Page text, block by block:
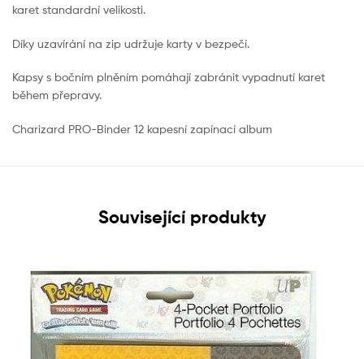
karet standardní velikosti.
Díky uzavírání na zip udržuje karty v bezpečí.
Kapsy s bočním plněním pomáhají zabránit vypadnutí karet
během přepravy.
Charizard PRO-Binder 12 kapesní zapínací album
Související produkty